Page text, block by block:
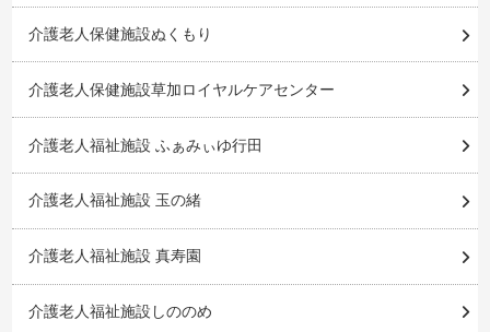
介護老人保健施設ぬくもり
介護老人保健施設草加ロイヤルケアセンター
介護老人福祉施設 ふぁみぃゆ行田
介護老人福祉施設 玉の緒
介護老人福祉施設 真寿園
介護老人福祉施設しののめ